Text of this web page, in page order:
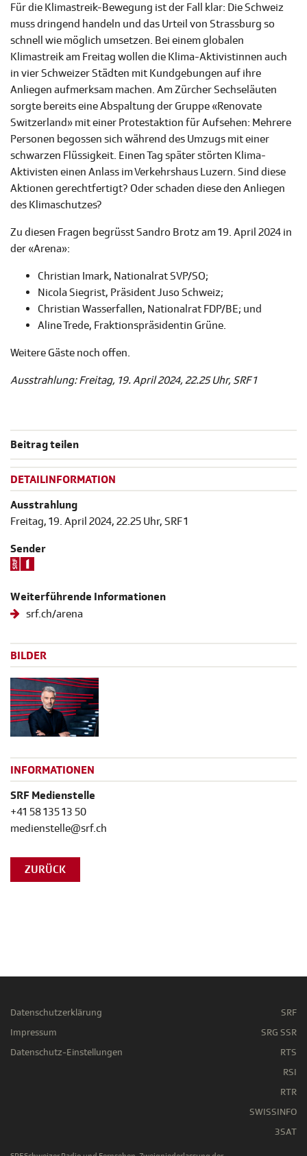
Für die Klimastreik-Bewegung ist der Fall klar: Die Schweiz
muss dringend handeln und das Urteil von Strassburg so
schnell wie möglich umsetzen. Bei einem globalen
Klimastreik am Freitag wollen die Klima-Aktivistinnen auch
in vier Schweizer Städten mit Kundgebungen auf ihre
Anliegen aufmerksam machen. Am Zürcher Sechseläuten
sorgte bereits eine Abspaltung der Gruppe «Renovate
Switzerland» mit einer Protestaktion für Aufsehen: Mehrere
Personen begossen sich während des Umzugs mit einer
schwarzen Flüssigkeit. Einen Tag später störten Klima-
Aktivisten einen Anlass im Verkehrshaus Luzern. Sind diese
Aktionen gerechtfertigt? Oder schaden diese den Anliegen
des Klimaschutzes?
Zu diesen Fragen begrüsst Sandro Brotz am 19. April 2024 in
der «Arena»:
Christian Imark, Nationalrat SVP/SO;
Nicola Siegrist, Präsident Juso Schweiz;
Christian Wasserfallen, Nationalrat FDP/BE; und
Aline Trede, Fraktionspräsidentin Grüne.
Weitere Gäste noch offen.
Ausstrahlung: Freitag, 19. April 2024, 22.25 Uhr, SRF 1
Beitrag teilen
DETAILINFORMATION
Ausstrahlung
Freitag, 19. April 2024, 22.25 Uhr, SRF 1
Sender
Weiterführende Informationen
srf.ch/arena
BILDER
INFORMATIONEN
SRF Medienstelle
+41 58 135 13 50
medienstelle@srf.ch
ZURÜCK
Datenschutzerklärung
Impressum
Datenschutz-Einstellungen
SRF
SRG SSR
RTS
RSI
RTR
SWISSINFO
3SAT